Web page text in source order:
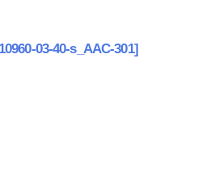
03-40-s_AAC-301]